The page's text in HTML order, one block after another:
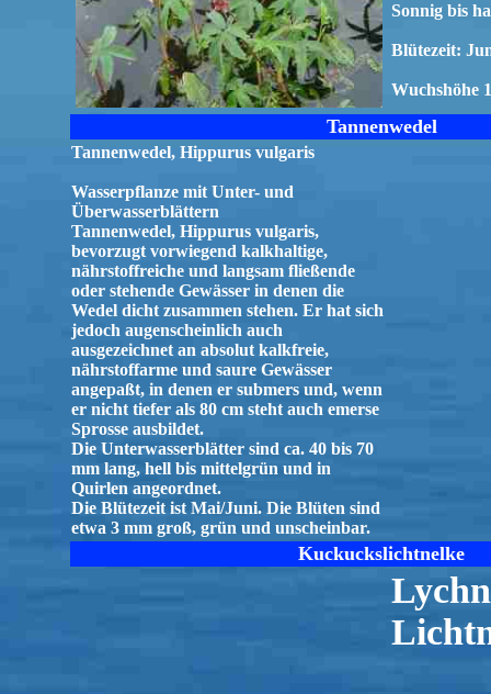
Sonnig bis
Blütezeit:
Wuchshöhe
Tannenwedel
Tannenwedel, Hippurus vulgaris
Wasserpflanze mit Unter- und
Überwasserblättern
Tannenwedel, Hippurus vulgaris,
bevorzugt vorwiegend kalkhaltige,
nährstoffreiche und langsam fließende
oder stehende Gewässer in denen die
Wedel dicht zusammen stehen. Er hat sich
jedoch augenscheinlich auch
ausgezeichnet an absolut kalkfreie,
nährstoffarme und saure Gewässer
angepaßt, in denen er submers und, wenn
er nicht tiefer als 80 cm steht auch emerse
Sprosse ausbildet.
Die Unterwasserblätter sind ca. 40 bis 70
mm lang, hell bis mittelgrün und in
Quirlen angeordnet.
Die Blütezeit ist Mai/Juni. Die Blüten sind
etwa 3 mm groß, grün und unscheinbar.
Kuckuckslichtnelke